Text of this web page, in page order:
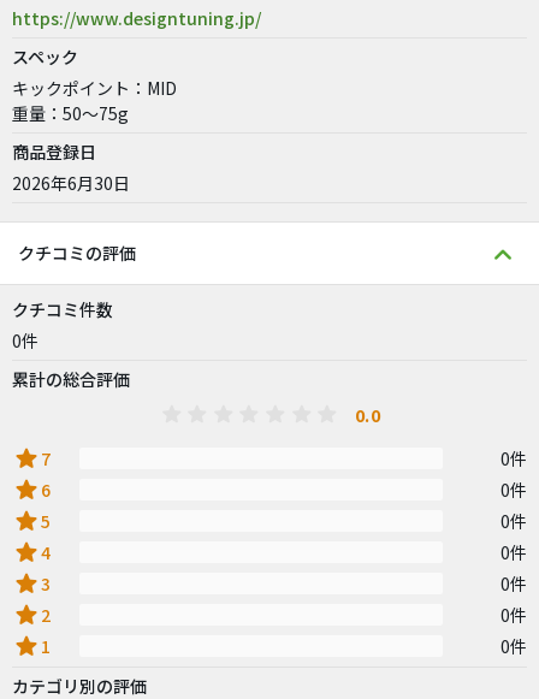
https://www.designtuning.jp/
スペック
キックポイント：MID
重量：50～75g
商品登録日
2026年6月30日
クチコミの評価
クチコミ件数
0件
累計の総合評価
0.0
star 7 0件
star 6 0件
star5 0件
star4 0件
star3 0件
star 2 0件
star 1
0件
カテゴリ別の評価